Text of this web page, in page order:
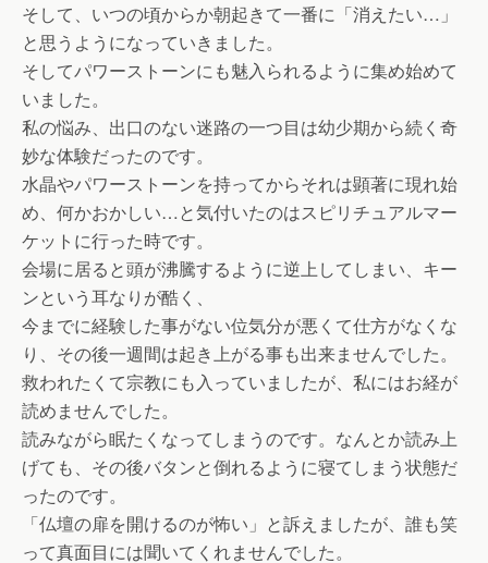
そして、いつの頃からか朝起きて一番に「消えたい…」
と思うようになっていきました。
そしてパワーストーンにも魅入られるように集め始めて
いました。
私の悩み、出口のない迷路の一つ目は幼少期から続く奇
妙な体験だったのです。
水晶やパワーストーンを持ってからそれは顕著に現れ始
め、何かおかしい…と気付いたのはスピリチュアルマー
ケットに行った時です。
会場に居ると頭が沸騰するように逆上してしまい、キー
ンという耳なりが酷く、
今までに経験した事がない位気分が悪くて仕方がなくな
り、その後一週間は起き上がる事も出来ませんでした。
救われたくて宗教にも入っていましたが、私にはお経が
読めませんでした。
読みながら眠たくなってしまうのです。なんとか読み上
げても、その後バタンと倒れるように寝てしまう状態だ
ったのです。
「仏壇の扉を開けるのが怖い」と訴えましたが、誰も笑
って真面目には聞いてくれませんでした。